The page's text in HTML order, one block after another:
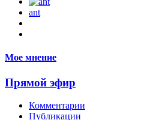
ant
Мое мнение
Прямой эфир
Комментарии
Публикации